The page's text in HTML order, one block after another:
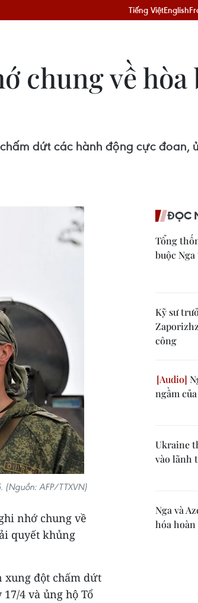
Tiếng ViệtEnglish
chung về hòa
dứt các hành động cực đoan,
AFP/TTXVN)
nhớ chung về
quyết khủng
xung đột chấm dứt
4 và ủng hộ Tổ
ĐỌC
Tổng
buộc
Kỹ sư
công
ngầm
Ukraine
vào lãnh
Nga và
hóa